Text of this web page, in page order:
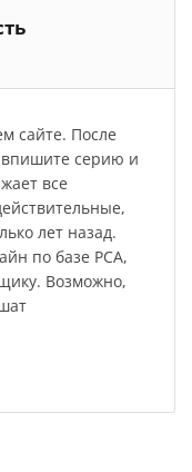
сайте. После
серию и
все
лет назад.
по базе РСА,
Возможно,